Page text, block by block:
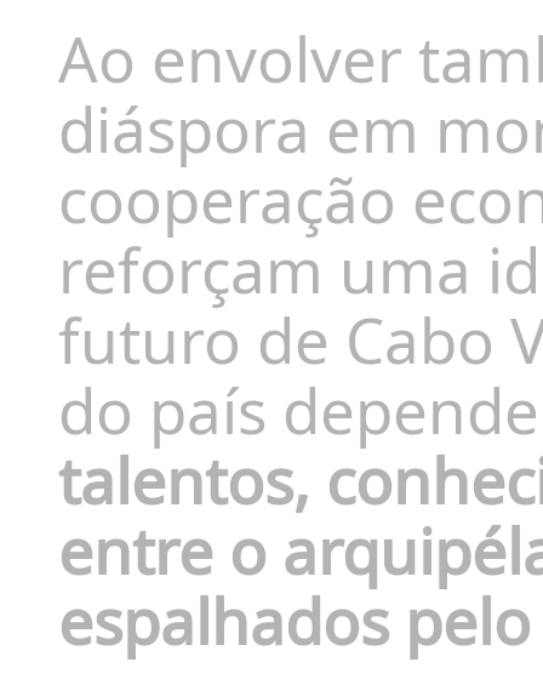
Ao envolver
diáspora em
cooperação
reforçam uma
futuro de Cabo
do país
talentos,
entre o
espalhados